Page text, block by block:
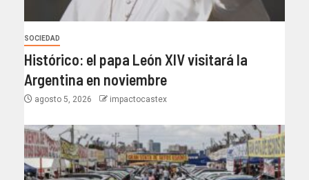
SOCIEDAD
Histórico: el papa León XIV visitará la
Argentina en noviembre
agosto 5, 2026 impactocastex